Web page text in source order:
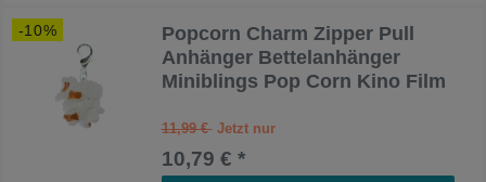
-10%
Popcorn Charm Zipper Pull
Anhänger Bettelanhänger
Miniblings Pop Corn Kino Film
11,99 €
10,79 € *